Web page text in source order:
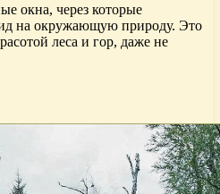
окна, через которые
на окружающую природу. Это
леса и гор, даже не